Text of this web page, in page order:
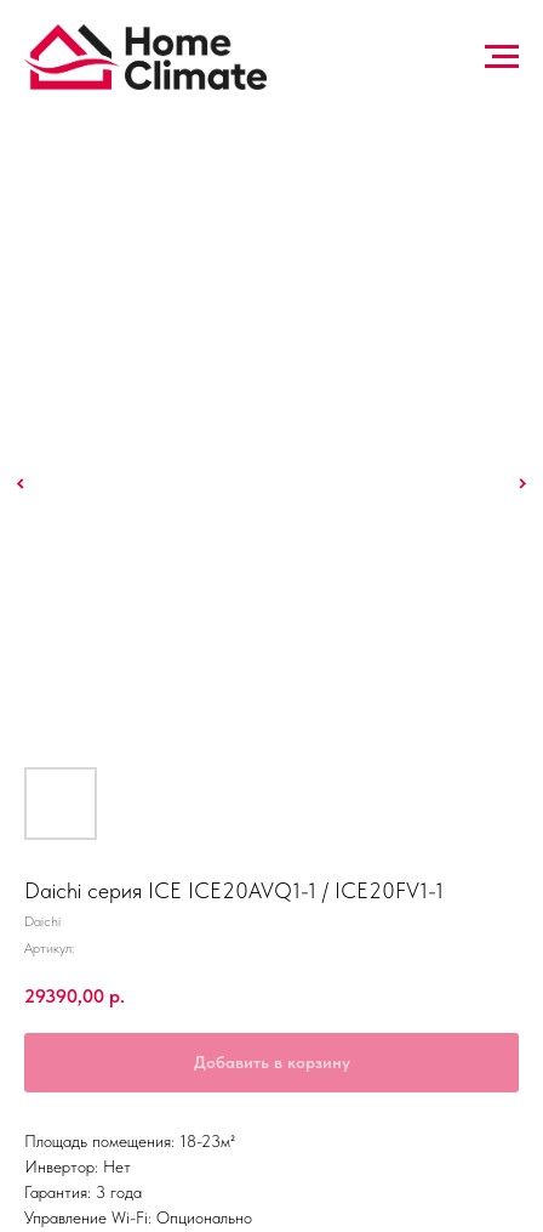
Daichi серия ICE ICE20AVQ1-1 / ICE20FV1-1
Daichi
Артикул:
29390,00 р.
Добавить в корзину
Площадь помещения: 18-23м²
Инвертор: Нет
Гарантия: 3 года
Управление Wi-Fi: Опционально